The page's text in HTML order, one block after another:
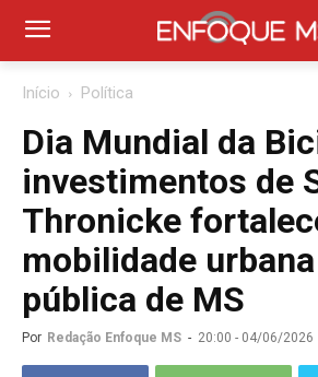
Início Política
Dia Mundial da
investimentos de
Thronicke
mobilidade
pública de MS
Por Redação Enfoque MS - 20:00 - 04/06/2026